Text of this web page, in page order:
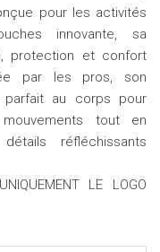
pour les activités
innovante, sa
protection et confort
par les pros, son
parfait au corps pour
tout en
réfléchissants
LE LOGO